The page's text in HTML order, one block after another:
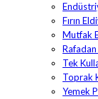
Fırın
Mutfak
Tek
Toprak
Yemek